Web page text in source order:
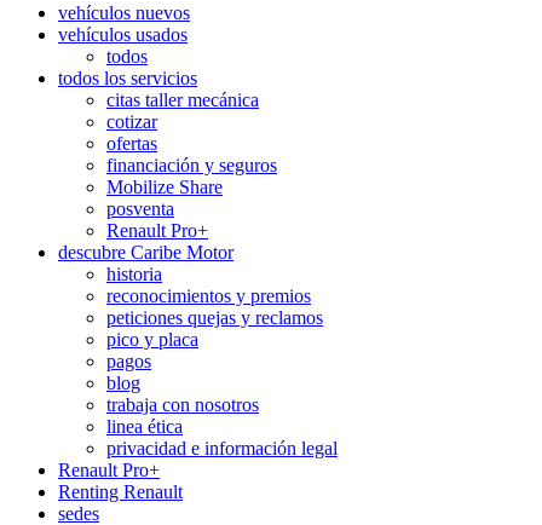
vehículos nuevos
vehículos usados
todos
todos los servicios
citas taller mecánica
cotizar
ofertas
financiación y seguros
Mobilize Share
posventa
Renault Pro+
descubre Caribe Motor
historia
reconocimientos y premios
peticiones quejas y reclamos
pico y placa
pagos
blog
trabaja con nosotros
linea ética
privacidad e información legal
Renault Pro+
Renting Renault
sedes